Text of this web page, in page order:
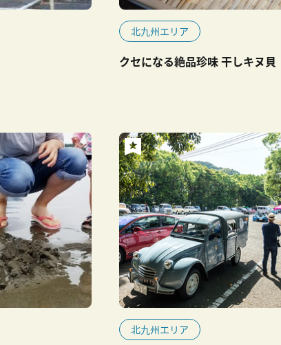
北九州エリア
クセになる絶品珍味 干しキヌ貝
北九州エリア